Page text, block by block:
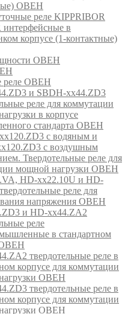
ОВЕН
реле KIPPRIBOR
интерфейсные в
корпусе (1-контактные)
ОВЕН
реле ОВЕН
и SBDH-xx44.ZD3
реле для коммутации
в корпусе
стандарта ОВЕН
с водяным и
с воздушным
Твердотельные реле для
мощной нагрузки ОВЕН
HD-xx22.10U и HD-
реле для
напряжения ОВЕН
и HD-xx44.ZA2
реле
в стандартном
ОВЕН
твердотельные реле в
корпусе для коммутации
ОВЕН
твердотельные реле в
корпусе для коммутации
ОВЕН